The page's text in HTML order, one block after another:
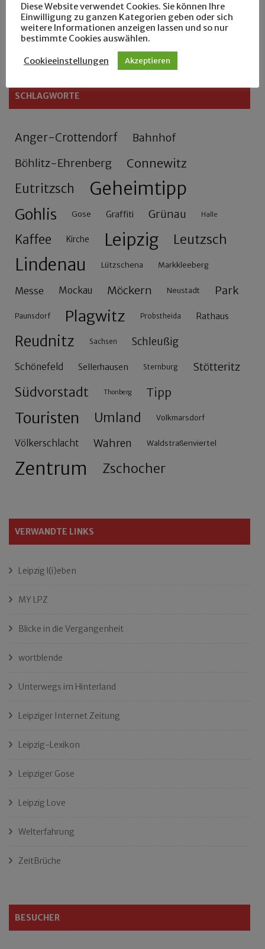
Zu Fuß durch Anger-Crottendorf
Sammler- und Wanderfreund Hardy
SCHLAGWORTE
Anger-Crottendorf Bahnhof
Böhlitz-Ehrenberg Connewitz
Eutritzsch Geheimtipp
Gohlis Gose Graffiti Grünau Halle
Kaffee Kirche Leipzig Leutzsch
Lindenau Lützschena Markkleeberg
Messe Mockau Möckern Neustadt Park
Paunsdorf Plagwitz Probstheida Rathaus
Reudnitz Sachsen Schleußig
Schönefeld Sellerhausen Sternburg Stötteritz
Südvorstadt Thonberg Tipp
Touristen Umland Volkmarsdorf
Völkerschlacht Wahren Waldstraßenviertel
Zentrum Zschocher
VERWANDTE LINKS
Leipzig l(i)eben
MY LPZ
Blicke in die Vergangenheit
wortblende
Unterwegs im Hinterland
Leipziger Internet Zeitung
Leipzig-Lexikon
Leipziger Gose
Leipzig Love
Welterfahrung
ZeitBrüche
BESUCHER
Diese Website verwendet Cookies. Sie können Ihre
Einwilligung zu ganzen Kategorien geben oder sich
weitere Informationen anzeigen lassen und so nur
bestimmte Cookies auswählen.
Cookieeinstellungen Akzeptieren